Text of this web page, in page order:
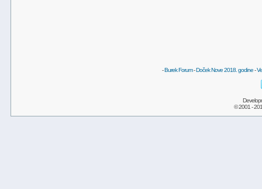
-Burek Forum-Doček Nove 2018. godine-
© 2001 -